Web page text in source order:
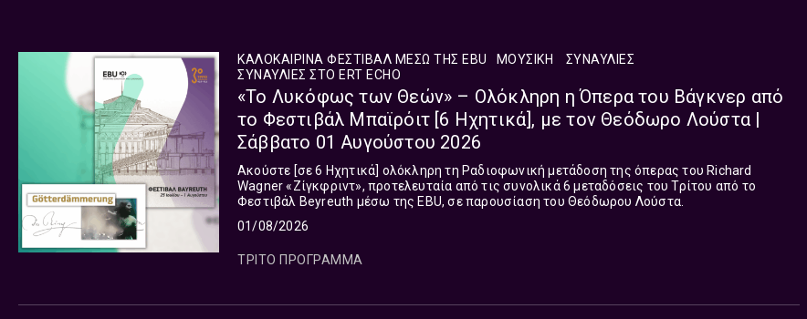
ΚΑΛΟΚΑΙΡΙΝΑ ΦΕΣΤΙΒΑΛ ΜΕΣΩ ΤΗΣ EBU ΜΟΥΣΙΚΉ
ΣΥΝΑΥΛΊΕΣ
ΣΥΝΑΥΛΊΕΣ ΣΤΟ ERT ΕCHO
«Το Λυκόφως των Θεών» – Ολόκληρη η Όπερα του Βάγκνερ από
το Φεστιβάλ Μπαϊρόιτ [6 Ηχητικά], με τον Θεόδωρο Λούστα |
Σάββατο 01 Αυγούστου 2026
Ακούστε [σε 6 Ηχητικά] ολόκληρη τη Ραδιοφωνική μετάδοση της όπερας του Richard
Wagner «Ζίγκφριντ», προτελευταία από τις συνολικά 6 μεταδόσεις του Τρίτου από το
Φεστιβάλ Beyreuth μέσω της EBU, σε παρουσίαση του Θεόδωρου Λούστα.
01/08/2026
ΤΡΙΤΟ ΠΡΟΓΡΑΜΜΑ